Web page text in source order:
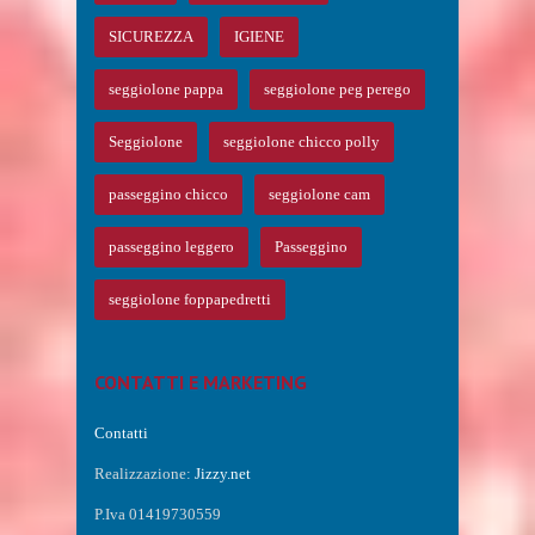
SICUREZZA IGIENE
seggiolone pappa seggiolone peg perego
Seggiolone seggiolone chicco polly
passeggino chicco seggiolone cam
passeggino leggero Passeggino
seggiolone foppapedretti
CONTATTI E MARKETING
Contatti
Realizzazione: Jizzy.net
P.Iva 01419730559